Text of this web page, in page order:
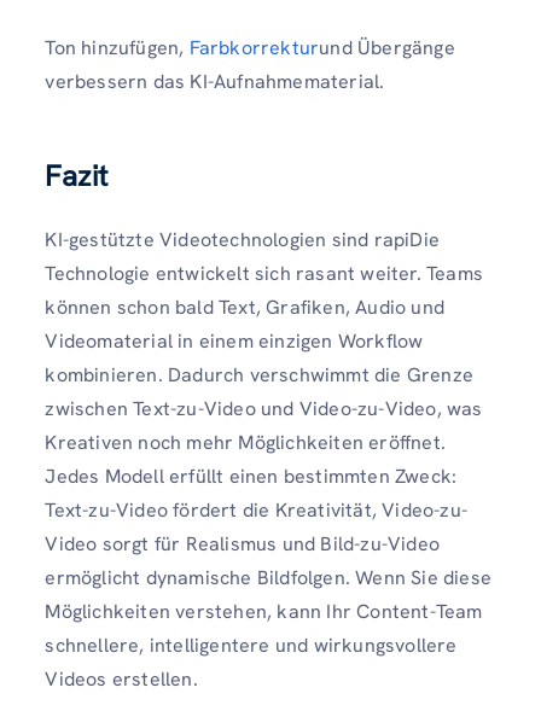
Ton hinzufügen, Farbkorrekturund Übergänge
verbessern das KI-Aufnahmematerial.
Fazit
KI-gestützte Videotechnologien sind rapiDie
Technologie entwickelt sich rasant weiter. Teams
können schon bald Text, Grafiken, Audio und
Videomaterial in einem einzigen Workflow
kombinieren. Dadurch verschwimmt die Grenze
zwischen Text-zu-Video und Video-zu-Video, was
Kreativen noch mehr Möglichkeiten eröffnet.
Jedes Modell erfüllt einen bestimmten Zweck:
Text-zu-Video fördert die Kreativität, Video-zu-
Video sorgt für Realismus und Bild-zu-Video
ermöglicht dynamische Bildfolgen. Wenn Sie diese
Möglichkeiten verstehen, kann Ihr Content-Team
schnellere, intelligentere und wirkungsvollere
Videos erstellen.